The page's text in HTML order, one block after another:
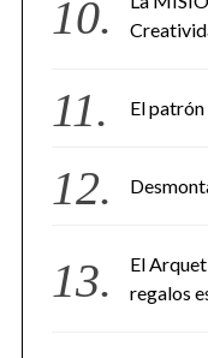
El
El
regalos